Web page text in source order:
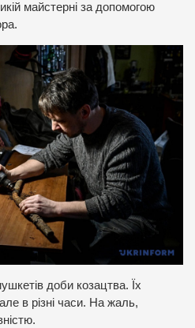
майстерні за допомогою
доби козацтва. Їх
в різні часи. На жаль,